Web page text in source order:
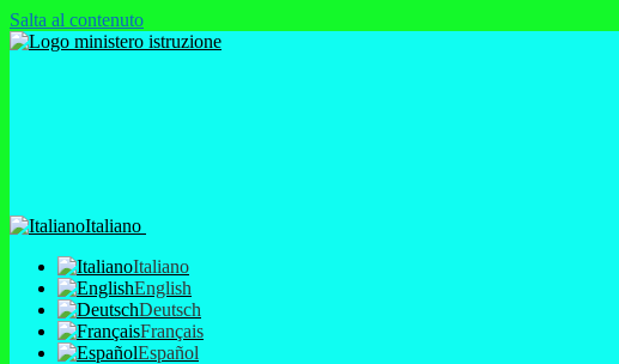
Salta al contenuto
Italiano
Italiano
English
Deutsch
Français
Español